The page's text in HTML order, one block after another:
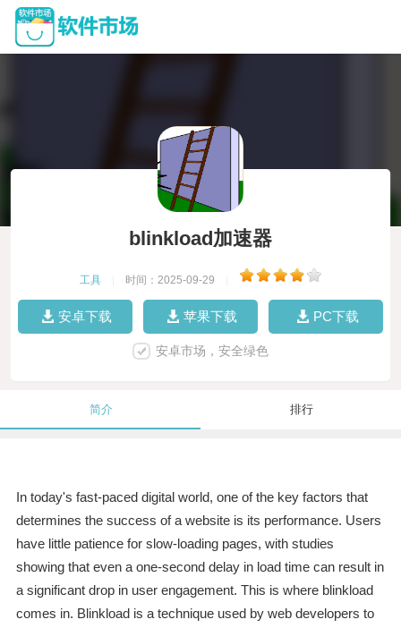
blinkload加速器
工具 时间：2025-09-29
安卓下载 苹果下载 PC下载
安卓市场，安全绿色
简介 排行
In today's fast-paced digital world, one of the key factors that
determines the success of a website is its performance. Users
have little patience for slow-loading pages, with studies
showing that even a one-second delay in load time can result in
a significant drop in user engagement. This is where blinkload
comes in. Blinkload is a technique used by web developers to